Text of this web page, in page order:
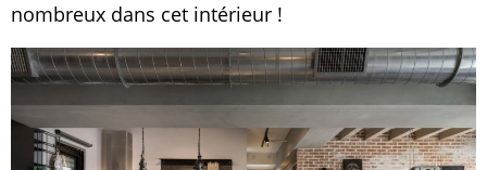
nombreux dans cet intérieur !